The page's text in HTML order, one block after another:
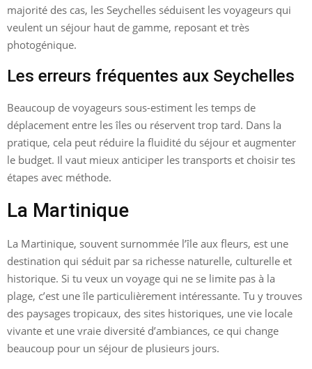
majorité des cas, les Seychelles séduisent les voyageurs qui
veulent un séjour haut de gamme, reposant et très
photogénique.
Les erreurs fréquentes aux Seychelles
Beaucoup de voyageurs sous-estiment les temps de
déplacement entre les îles ou réservent trop tard. Dans la
pratique, cela peut réduire la fluidité du séjour et augmenter
le budget. Il vaut mieux anticiper les transports et choisir tes
étapes avec méthode.
La Martinique
La Martinique, souvent surnommée l’île aux fleurs, est une
destination qui séduit par sa richesse naturelle, culturelle et
historique. Si tu veux un voyage qui ne se limite pas à la
plage, c’est une île particulièrement intéressante. Tu y trouves
des paysages tropicaux, des sites historiques, une vie locale
vivante et une vraie diversité d’ambiances, ce qui change
beaucoup pour un séjour de plusieurs jours.